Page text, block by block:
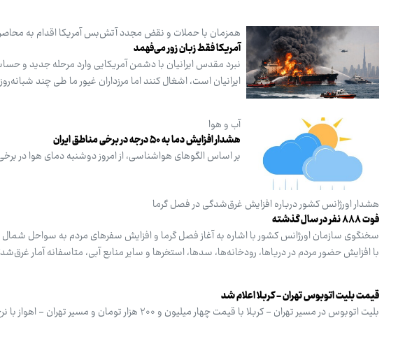
همزمان با حملات و نقض مجدد آتش‌بس آمریکا اقدام به
‌آمریکا فقط زبان زور می‌فهمد
نبرد مقدس ایرانیان با دشمن آمریکایی وارد مرحله جدید و
ایرانیان است، اشغال کنند اما مرزداران غیور ما طی چند
آب و هوا
هشدار افزایش دما به ۵۰ درجه در برخی مناطق ایران
بر اساس الگوهای هواشناسی،‌ از امروز دوشنبه دمای هوا در برخی مناطق کشور به ۵۰ درجه
هشدار اورژانس کشور درباره افزایش غرق‌شدگی در فصل گرما
فوت ۸۸۸ نفر در سال گذشته
سخنگوی سازمان اورژانس کشور با اشاره به آغاز فصل گرما و افزایش سفرهای مردم به سواحل
با افزایش حضور مردم در دریاها، رودخانه‌ها، سدها، استخرها و سایر منابع آبی، متاسفانه آمار
قیمت بلیت اتوبوس تهران - کربلا اعلام شد
بلیت اتوبوس در مسیر تهران - کربلا با قیمت چهار میلیون و ۲۰۰ هزار تومان و مسیر تهران - اهواز با نرخ یک میلیون و ۳۵۳ هزار تومان عرضه می‌شود.